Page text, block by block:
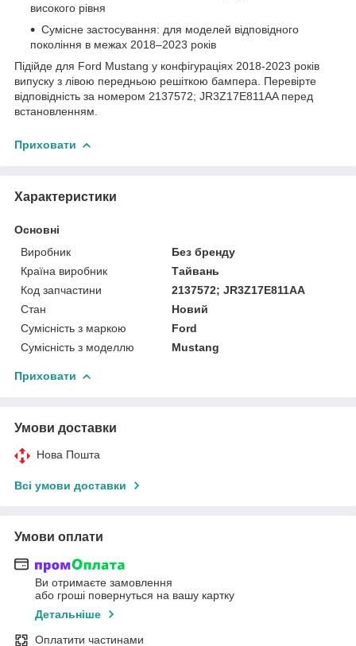
високого рівня
Сумісне застосування: для моделей відповідного
покоління в межах 2018–2023 років
Підійде для Ford Mustang у конфігураціях 2018-2023 років
випуску з лівою передньою решіткою бампера. Перевірте
відповідність за номером 2137572; JR3Z17E811AA перед
встановленням.
Приховати
Характеристики
Основні
Виробник
Без бренду
Країна виробник
Тайвань
Код запчастини
2137572; JR3Z17E811AA
Стан
Новий
Сумісність з маркою
Ford
Сумісність з моделлю
Mustang
Приховати
Умови доставки
Нова Пошта
Всі умови доставки
Умови оплати
Ви отримаєте замовлення
або гроші повернуться на вашу картку
Детальніше
Оплатити частинами